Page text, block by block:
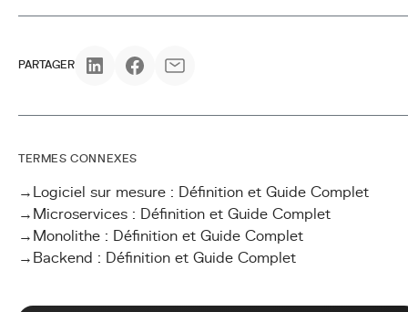
PARTAGER
TERMES CONNEXES
→ Logiciel sur mesure : Définition et Guide Complet
→ Microservices : Définition et Guide Complet
→ Monolithe : Définition et Guide Complet
→ Backend : Définition et Guide Complet